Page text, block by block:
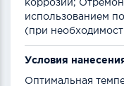
коррозии;
использованием
(при
Условия
Оптимальная